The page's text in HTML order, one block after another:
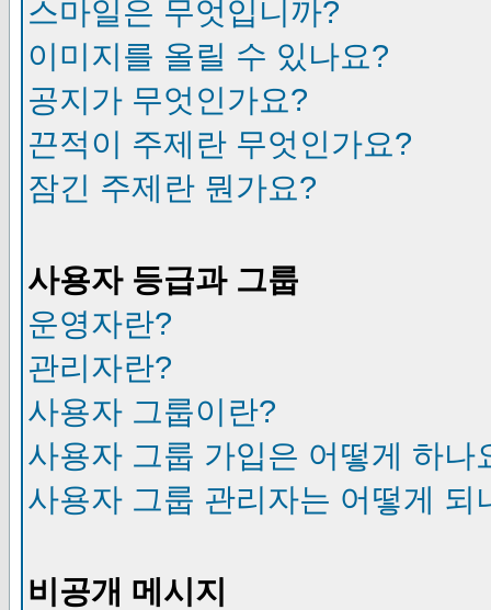
스마일은 무엇입니까?
이미지를 올릴 수 있나요?
공지가 무엇인가요?
끈적이 주제란 무엇인가요?
잠긴 주제란 뭔가요?
사용자 등급과 그룹
운영자란?
관리자란?
사용자 그룹이란?
사용자 그룹 가입은 어떻게 하나
사용자 그룹 관리자는 어떻게 되
비공개 메시지